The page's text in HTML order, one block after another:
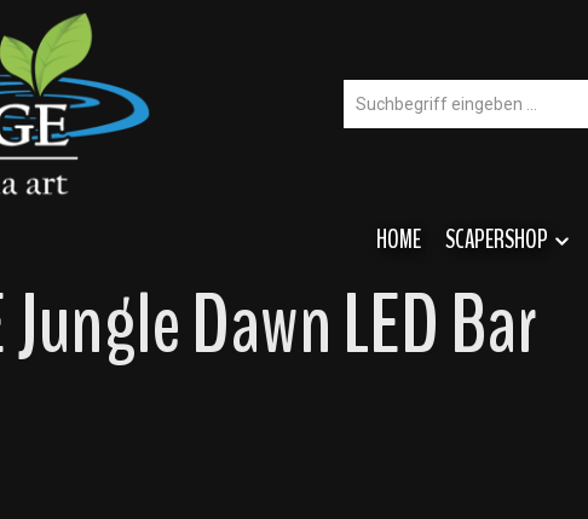
springen
HOME SCAPERSHOP
Dawn LED Bar